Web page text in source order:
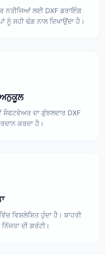
ਨਤੀਜਿਆਂ ਲਈ DXF ਡਰਾਇੰਗ
ਨੂੰ ਸਹੀ ਢੰਗ ਨਾਲ ਦਿਖਾਉਂਦਾ ਹੈ।
ਅਨੁਕੂਲ
ਸੌਫਟਵੇਅਰ ਦਾ ਗੁੰਝਲਦਾਰ DXF
ਕਰਦਾ ਹੈ।
ਵਿਸ਼ਲੇਸ਼ਿਤ ਹੁੰਦਾ ਹੈ। ਬਾਹਰੀ
ਦੀ ਗਰੰਟੀ।